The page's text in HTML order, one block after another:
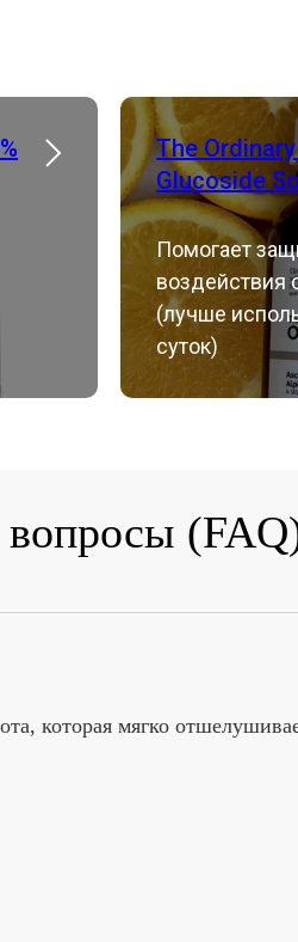
The
Glucoside
Помогает
воздействия
(лучше
суток)
вопросы
которая мягко